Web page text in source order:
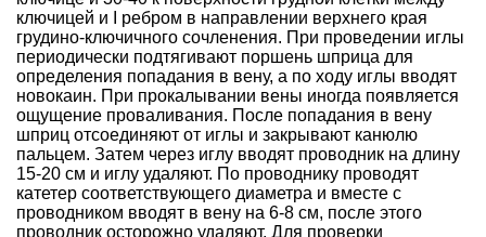
ключицей и I ребром в направлении верхнего края
грудино-ключичного сочленения. При проведении иглы
периодически подтягивают поршень шприца для
определения попадания в вену, а по ходу иглы вводят
новокаин. При прокалывании вены иногда появляется
ощущение проваливания. После попадания в вену
шприц отсоединяют от иглы и закрывают канюлю
пальцем. Затем через иглу вводят проводник на длину
15-20 см и иглу удаляют. По проводнику проводят
катетер соответствующего диаметра и вместе с
проводником вводят в вену на 6-8 см, после этого
проводник осторожно удаляют. Для проверки